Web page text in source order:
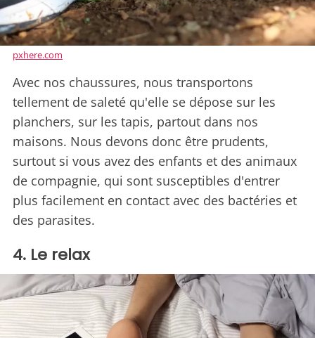
pxhere.com
Avec nos chaussures, nous transportons
tellement de saleté qu'elle se dépose sur les
planchers, sur les tapis, partout dans nos
maisons. Nous devons donc être prudents,
surtout si vous avez des enfants et des animaux
de compagnie, qui sont susceptibles d'entrer
plus facilement en contact avec des bactéries et
des parasites.
4. Le relax